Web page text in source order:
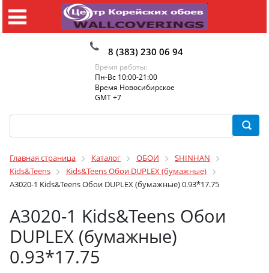
8 (383) 230 06 94
Время работы:
Пн-Вс 10:00-21:00
Время Новосибирское
GMT +7
Главная страница Каталог ОБОИ
SHINHAN
Kids&Teens
Kids&Teens Обои DUPLEX (бумажные)
A3020-1 Kids&Teens Обои DUPLEX (бумажные) 0.93*17.75
A3020-1 Kids&Teens Обои
DUPLEX (бумажные)
0.93*17.75